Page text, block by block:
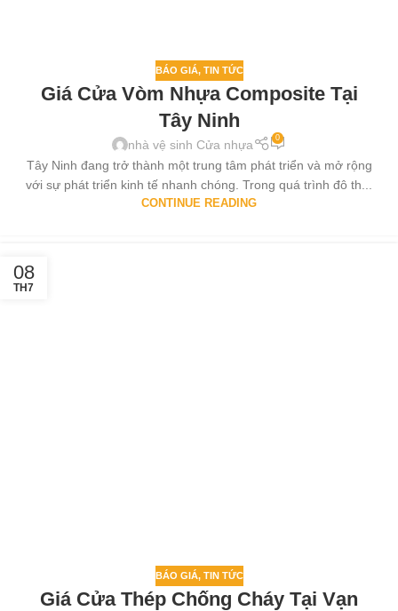
BÁO GIÁ, TIN TỨC
Giá Cửa Vòm Nhựa Composite Tại
Tây Ninh
nhà vệ sinh Cửa nhựa 0
Tây Ninh đang trở thành một trung tâm phát triển và mở rộng
với sự phát triển kinh tế nhanh chóng. Trong quá trình đô th...
CONTINUE READING
08
TH7
BÁO GIÁ, TIN TỨC
Giá Cửa Thép Chống Cháy Tại Vạn